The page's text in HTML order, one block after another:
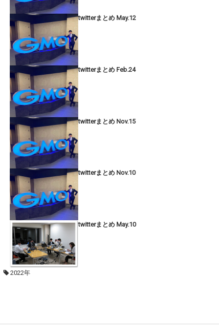
twitterまとめ May.12
twitterまとめ Feb.24
twitterまとめ Nov.15
twitterまとめ Nov.10
twitterまとめ May.10
2022年